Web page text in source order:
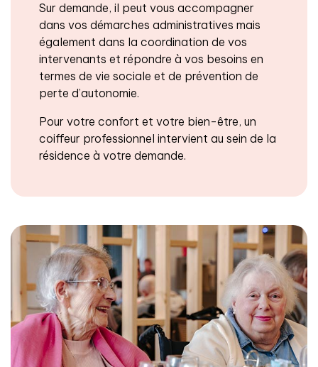
Sur demande, il peut vous accompagner
dans vos démarches administratives mais
également dans la coordination de vos
intervenants et répondre à vos besoins en
termes de vie sociale et de prévention de
perte d’autonomie.
Pour votre confort et votre bien-être, un
coiffeur professionnel intervient au sein de la
résidence à votre demande.